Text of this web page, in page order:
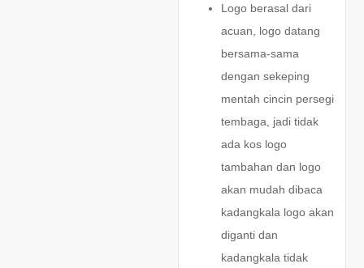
Logo berasal dari
acuan, logo datang
bersama-sama
dengan sekeping
mentah cincin persegi
tembaga, jadi tidak
ada kos logo
tambahan dan logo
akan mudah dibaca
kadangkala logo akan
diganti dan
kadangkala tidak